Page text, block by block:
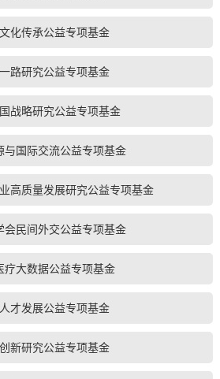
化传承公益专项基金
路研究公益专项基金
战略研究公益专项基金
与国际交流公益专项基金
高质量发展研究公益专项基金
会民间外交公益专项基金
疗大数据公益专项基金
才发展公益专项基金
新研究公益专项基金